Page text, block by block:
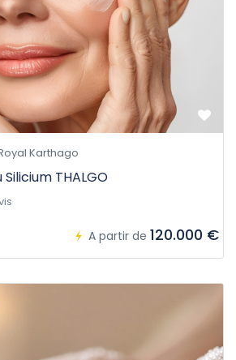
Karthago
THALGO
A partir de 120.000 €